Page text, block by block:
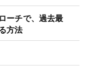
ーチで、過去最
方法